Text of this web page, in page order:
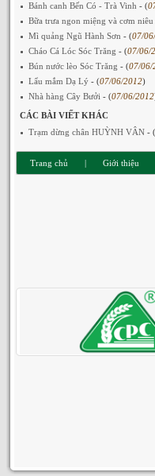
Bánh canh Bến Có - Trà Vinh - (
Bữa trưa ngon miệng và cơm niêu
Mì quảng Ngũ Hành Sơn - (07/
Cháo Cá Lóc Sóc Trăng - (07/06/
Bún nước lèo Sóc Trăng - (07/06/
Lẩu mắm Dạ Lý - (07/06/2012)
Nhà hàng Cây Bưởi - (07/06/2012
CÁC BÀI VIẾT KHÁC
Trạm dừng chân HUỲNH VÂN - (
Trang chủ | Giới thiệu